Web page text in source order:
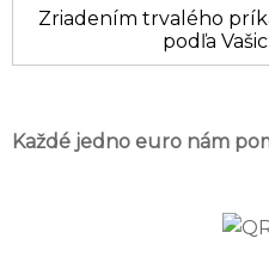
Zriadením trvalého
podľa
Každé jedno euro nám